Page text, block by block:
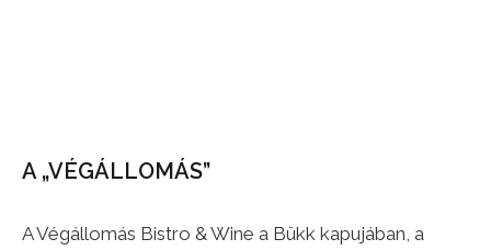
A „VÉGÁLLOMÁS”
A Végállomás Bistro & Wine a Bükk kapujában, a